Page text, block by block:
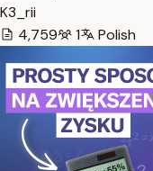
K3_rii
4,759
1 Polish